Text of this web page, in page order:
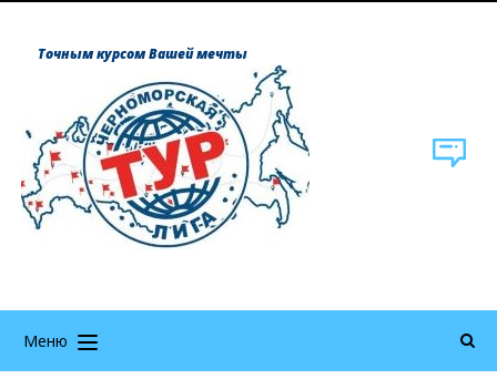
Точным курсом Вашей мечты
Меню